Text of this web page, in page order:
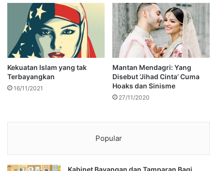
Kekuatan Islam yang tak
Terbayangkan
16/11/2021
Mantan Mendagri: Yang
Disebut ‘Jihad Cinta’ Cuma
Hoaks dan Sinisme
27/11/2020
Popular